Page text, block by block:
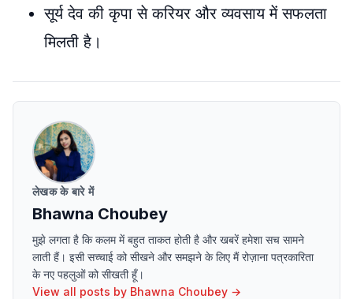
सूर्य देव की कृपा से करियर और व्यवसाय में सफलता
मिलती है।​
लेखक के बारे में
Bhawna Choubey
मुझे लगता है कि कलम में बहुत ताकत होती है और खबरें हमेशा सच सामने
लाती हैं। इसी सच्चाई को सीखने और समझने के लिए मैं रोज़ाना पत्रकारिता
के नए पहलुओं को सीखती हूँ।
View all posts by Bhawna Choubey →